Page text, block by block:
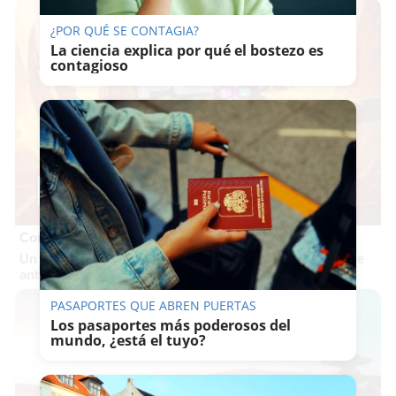
Corepunk MMORPG
Un verdadero MMORPG de la vieja escuela ¡Cómo los de
antes, pero mejor!
¿POR QUÉ SE CONTAGIA?
La ciencia explica por qué el bostezo es
contagioso
PASAPORTES QUE ABREN PUERTAS
Los pasaportes más poderosos del
mundo, ¿está el tuyo?